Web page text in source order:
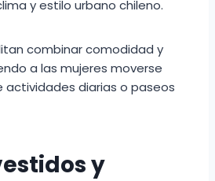
y estilo urbano chileno.
combinar comodidad y
a las mujeres moverse
diarias o paseos
y